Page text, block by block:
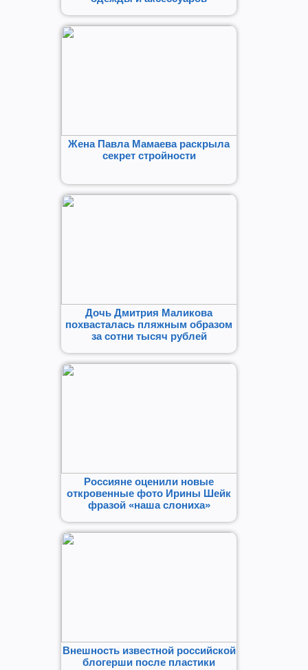
Жена Павла Мамаева раскрыла
секрет стройности
Дочь Дмитрия Маликова
похвасталась пляжным образом
за сотни тысяч рублей
Россияне оценили новые
откровенные фото Ирины Шейк
фразой «наша слониха»
Внешность известной российской
блогерши после пластики